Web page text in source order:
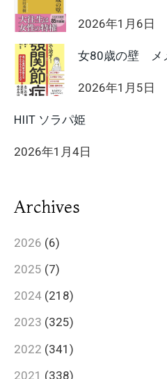
2026年1月6日
女80歳の壁 メ
2026年1月5日
HIIT ソラパ姫
2026年1月4日
Archives
2026 (6)
2025 (7)
2024 (218)
2023 (325)
2022 (341)
2021 (338)